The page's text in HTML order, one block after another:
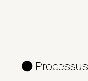
Processus